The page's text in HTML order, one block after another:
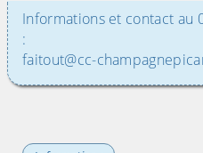
Informations et contact au
:
faitout@cc-